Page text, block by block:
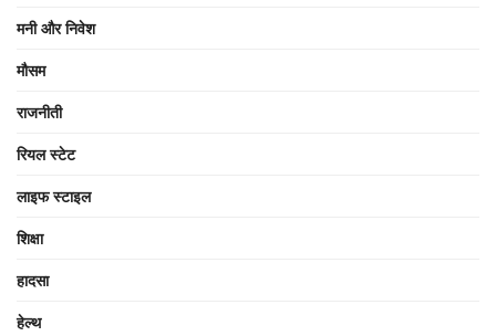
मनी और निवेश
मौसम
राजनीती
रियल स्टेट
लाइफ स्टाइल
शिक्षा
हादसा
हेल्थ